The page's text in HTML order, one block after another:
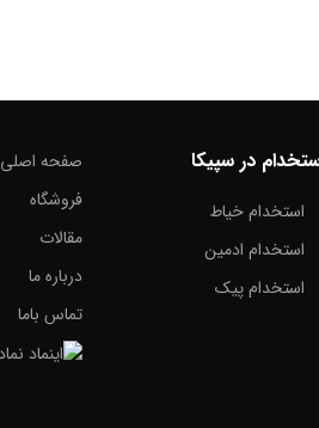
در سپیکا
استخدام خیاط
استخدام ادمین
استخدام پیک
صفحه اصلی
فروشگاه
مقالات
درباره ما
تماس باما